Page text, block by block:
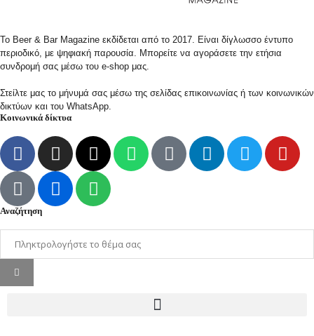
Το Beer & Bar Magazine εκδίδεται από το 2017. Είναι δίγλωσσο έντυπο
περιοδικό, με ψηφιακή παρουσία. Μπορείτε να αγοράσετε την ετήσια
συνδρομή σας μέσω του e-shop μας.
Στείλτε μας το μήνυμά σας μέσω της σελίδας επικοινωνίας ή των κοινωνικών
δικτύων και του WhatsApp.
Κοινωνικά δίκτυα
Αναζήτηση